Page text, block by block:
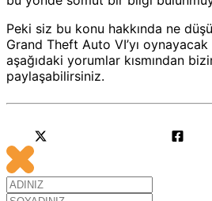
Peki siz bu konu hakkında ne
Grand Theft Auto VI’yı oynayacak
aşağıdaki yorumlar kısmından
paylaşabilirsiniz.